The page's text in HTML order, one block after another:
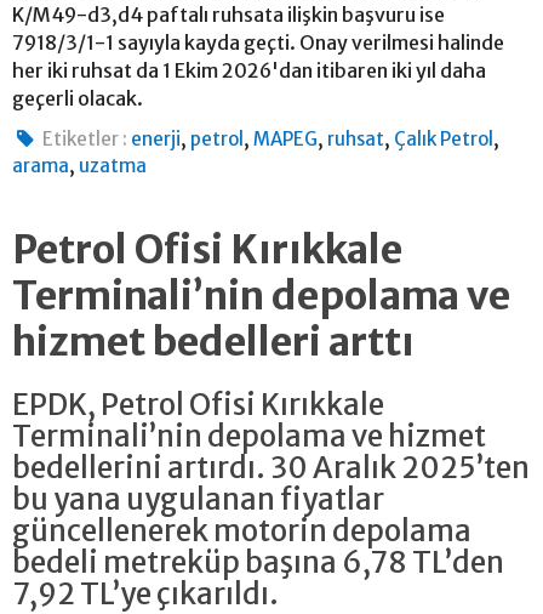
K/M49-d3,d4 paftalı ruhsata ilişkin başvuru ise
7918/3/1-1 sayıyla kayda geçti. Onay verilmesi halinde
her iki ruhsat da 1 Ekim 2026'dan itibaren iki yıl daha
geçerli olacak.
Etiketler : enerji, petrol ,MAPEG, ruhsat, Çalık Petrol ,
arama, uzatma
Petrol Ofisi Kırıkkale
Terminali’nin depolama ve
hizmet bedelleri arttı
EPDK, Petrol Ofisi Kırıkkale
Terminali’nin depolama ve hizmet
bedellerini artırdı. 30 Aralık 2025’ten
bu yana uygulanan fiyatlar
güncellenerek motorin depolama
bedeli metreküp başına 6,78 TL’den
7,92 TL’ye çıkarıldı.